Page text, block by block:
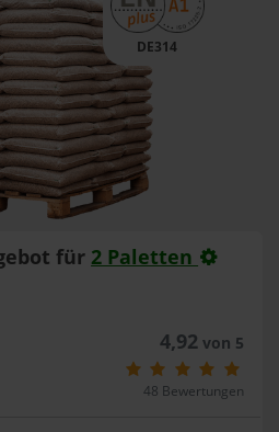
DE314
für 2 Paletten
4,92von 5
48 Bewertungen